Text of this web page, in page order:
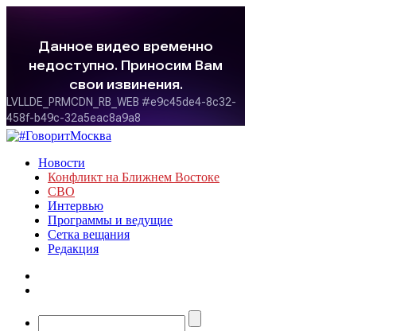
Новости
Конфликт на Ближнем Востоке
СВО
Интервью
Программы и ведущие
Сетка вещания
Редакция